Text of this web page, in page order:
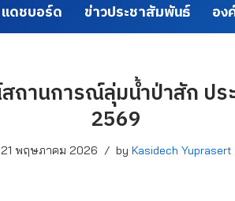
แดชบอร์ด ข่าวประชาสัมพันธ์ อง
ถานการณ์ลุ่มน้ำป่าสัก ป
2569
21 พฤษภาคม 2026 by Kasidech Yuprasert